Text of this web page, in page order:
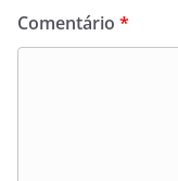
Comentário *